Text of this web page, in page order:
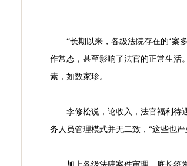
“长期以来，各级法院存在的‘案
作常态，甚至影响了法官的正常生活
素，如数家珍。
李修松说，论收入，法官福利待
务人员管理模式并无二致，“这些也